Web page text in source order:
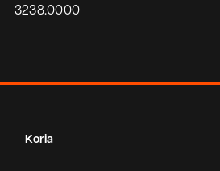
3238.0000
Koria